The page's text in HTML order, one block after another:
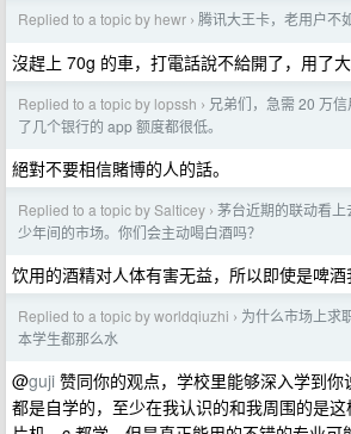
Replied to a topic by hewr › 腾讯大王卡，老用户不
沒趕上 70g 的車，打電話說不給開了，用了
Replied to a topic by lopssh › 兄弟们，急需 20 万
了几个银行的 app 额度都很低。
絕對不要相信賭博的人的話。
Replied to a topic by Salticey › 茅台近期的联动看
少年间的市场。你们会主动喝白酒吗？
饮用的酒精对人体有害无益，所以即使是啤酒
Replied to a topic by worldqiuzhi › 为什么市场上求
本学生都那么水
@guji 赞同你的观点，学校里能够深入学到
都是自学的，至少在我认识的和我周围的是